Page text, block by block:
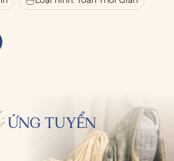
ỨNG TUYỂN